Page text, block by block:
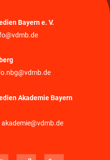
Bayern e. V.
Akademie Bayern
akademie@vdmb.de